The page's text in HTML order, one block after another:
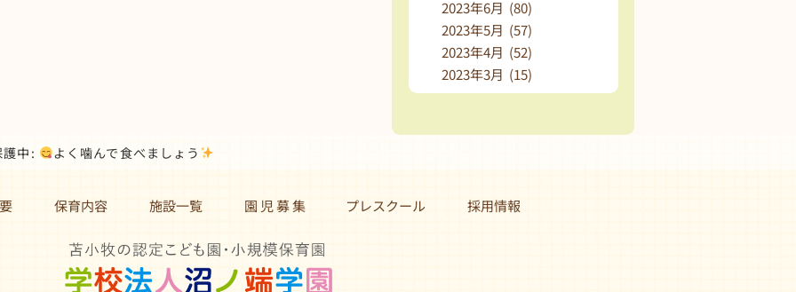
2023年6月 (80)
2023年5月 (57)
2023年4月 (52)
2023年3月 (15)
護中: よく噛んで食べましょう
保育内容 施設一覧 園 児 募 集 プレスクール 採用情報